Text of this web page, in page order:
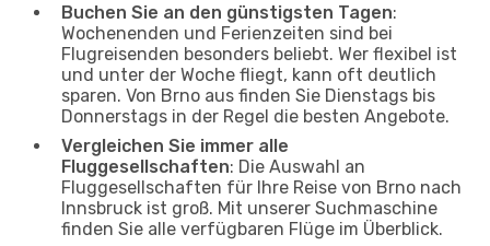
Buchen Sie an den günstigsten Tagen:
Wochenenden und Ferienzeiten sind bei
Flugreisenden besonders beliebt. Wer flexibel ist
und unter der Woche fliegt, kann oft deutlich
sparen. Von Brno aus finden Sie Dienstags bis
Donnerstags in der Regel die besten Angebote.
Vergleichen Sie immer alle
Fluggesellschaften: Die Auswahl an
Fluggesellschaften für Ihre Reise von Brno nach
Innsbruck ist groß. Mit unserer Suchmaschine
finden Sie alle verfügbaren Flüge im Überblick.